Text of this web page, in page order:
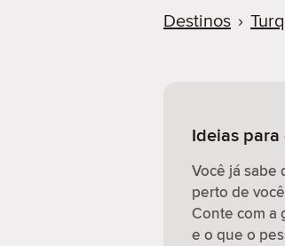
Destinos ›
Ideias
Você já sabe
perto de
Conte com a
e o que o